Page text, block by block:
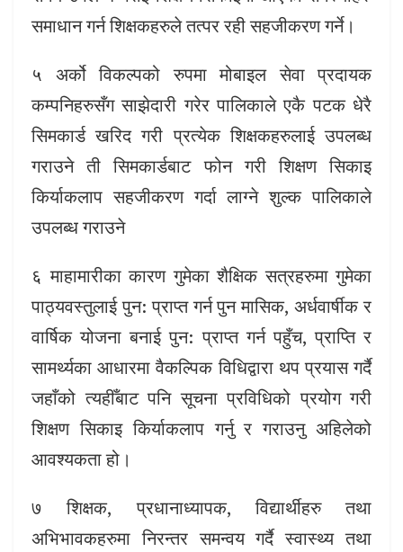
समाधान गर्न शिक्षकहरुले तत्पर रही सहजीकरण गर्ने।
५ अर्को विकल्पको रुपमा मोबाइल सेवा प्रदायक
कम्पनिहरुसँग साझेदारी गरेर पालिकाले एकै पटक धेरै
सिमकार्ड खरिद गरी प्रत्येक शिक्षकहरुलाई उपलब्ध
गराउने ती सिमकार्डबाट फोन गरी शिक्षण सिकाइ
किर्याकलाप सहजीकरण गर्दा लाग्ने शुल्क पालिकाले
उपलब्ध गराउने
६ माहामारीका कारण गुमेका शैक्षिक सत्रहरुमा गुमेका
पाठ्यवस्तुलाई पुन: प्राप्त गर्न पुन मासिक, अर्धवार्षीक र
वार्षिक योजना बनाई पुन: प्राप्त गर्न पहुँच, प्राप्ति र
सामर्थ्यका आधारमा वैकल्पिक विधिद्वारा थप प्रयास गर्दै
जहाँको त्यहीँबाट पनि सूचना प्रविधिको प्रयोग गरी
शिक्षण सिकाइ किर्याकलाप गर्नु र गराउनु अहिलेको
आवश्यकता हो।
७ शिक्षक, प्रधानाध्यापक, विद्यार्थीहरु तथा
अभिभावकहरुमा निरन्तर समन्वय गर्दै स्वास्थ्य तथा